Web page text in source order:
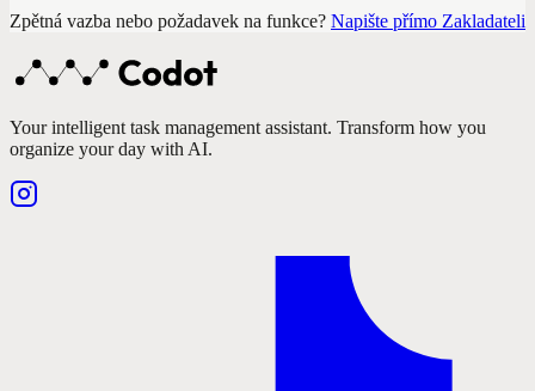
Zpětná vazba nebo požadavek na funkce? Napište přímo Zakladateli
Your intelligent task management assistant. Transform how you
organize your day with AI.